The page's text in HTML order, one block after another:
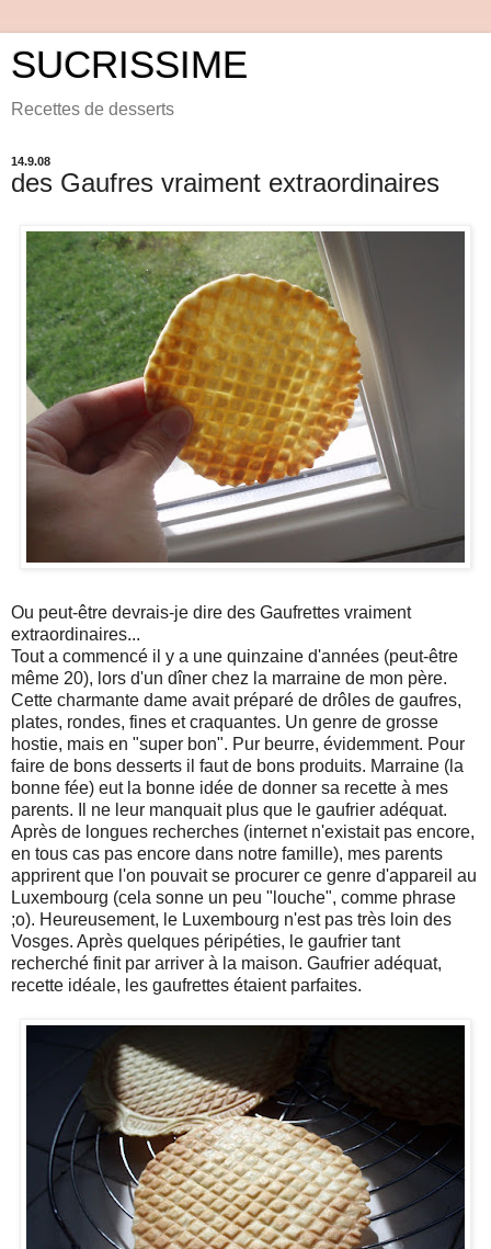
SUCRISSIME
Recettes de desserts
14.9.08
des Gaufres vraiment extraordinaires
Ou peut-être devrais-je dire des Gaufrettes vraiment
extraordinaires...
Tout a commencé il y a une quinzaine d'années (peut-être
même 20), lors d'un dîner chez la marraine de mon père.
Cette charmante dame avait préparé de drôles de gaufres,
plates, rondes, fines et craquantes. Un genre de grosse
hostie, mais en "super bon". Pur beurre, évidemment. Pour
faire de bons desserts il faut de bons produits. Marraine (la
bonne fée) eut la bonne idée de donner sa recette à mes
parents. Il ne leur manquait plus que le gaufrier adéquat.
Après de longues recherches (internet n'existait pas encore,
en tous cas pas encore dans notre famille), mes parents
apprirent que l'on pouvait se procurer ce genre d'appareil au
Luxembourg (cela sonne un peu "louche", comme phrase
;o). Heureusement, le Luxembourg n'est pas très loin des
Vosges. Après quelques péripéties, le gaufrier tant
recherché finit par arriver à la maison. Gaufrier adéquat,
recette idéale, les gaufrettes étaient parfaites.